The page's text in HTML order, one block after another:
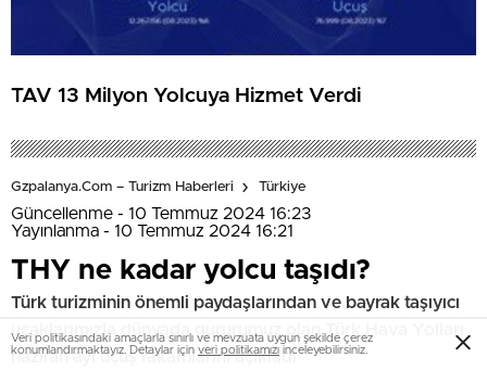
TAV 13 Milyon Yolcuya Hizmet Verdi
Gzpalanya.com – Turizm Haberleri Türkiye
Güncellenme - 10 Temmuz 2024 16:23
Yayınlanma - 10 Temmuz 2024 16:21
THY ne kadar yolcu taşıdı?
Türk turizminin önemli paydaşlarından ve bayrak taşıyıcı
uçaklarımızla dünyada gururumuz olan Türk Hava Yolları
haziran ayı uçuş rakamlarını açıkladı
Veri politikasındaki amaçlarla sınırlı ve mevzuata uygun şekilde çerez
konumlandırmaktayız. Detaylar için veri politikamızı inceleyebilirsiniz.